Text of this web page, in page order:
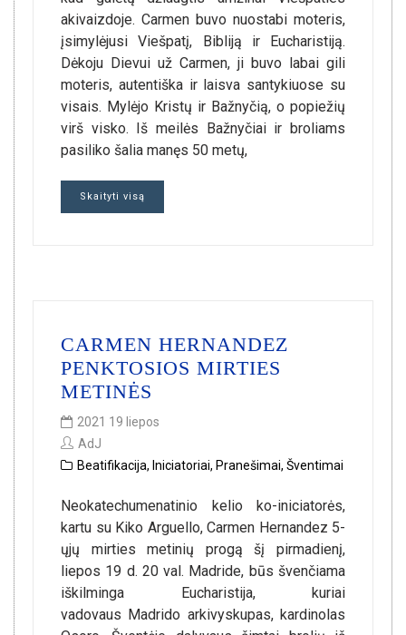
akivaizdoje. Carmen buvo nuostabi moteris,
įsimylėjusi Viešpatį, Bibliją ir Eucharistiją.
Dėkoju Dievui už Carmen, ji buvo labai gili
moteris, autentiška ir laisva santykiuose su
visais. Mylėjo Kristų ir Bažnyčią, o popiežių
virš visko. Iš meilės Bažnyčiai ir broliams
pasiliko šalia manęs 50 metų,
Skaityti visą
CARMEN HERNANDEZ
PENKTOSIOS MIRTIES
METINĖS
2021 19 liepos
AdJ
Beatifikacija, Iniciatoriai, Pranešimai, Šventimai
Neokatechumenatinio kelio ko-iniciatorės,
kartu su Kiko Arguello, Carmen Hernandez 5-
ųjų mirties metinių progą šį pirmadienį,
liepos 19 d. 20 val. Madride, būs švenčiama
iškilminga Eucharistija, kuriai
vadovaus Madrido arkivyskupas, kardinolas